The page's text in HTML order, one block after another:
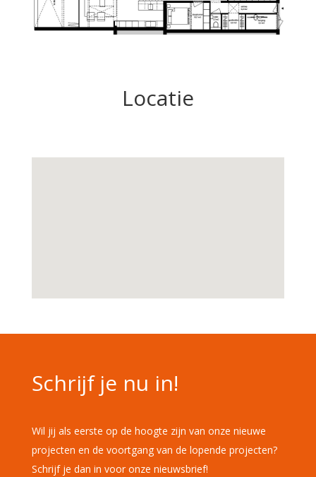
Locatie
Schrijf je nu in!
Wil jij als eerste op de hoogte zijn van onze nieuwe
projecten en de voortgang van de lopende projecten?
Schrijf je dan in voor onze nieuwsbrief!